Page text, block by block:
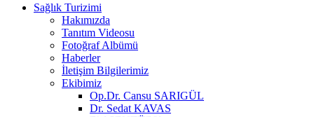
Sağlık Turizimi
Hakımızda
Tanıtım Videosu
Fotoğraf Albümü
Haberler
İletişim Bilgilerimiz
Ekibimiz
Op.Dr. Cansu SARIGÜL
Dr. Sedat KAVAS